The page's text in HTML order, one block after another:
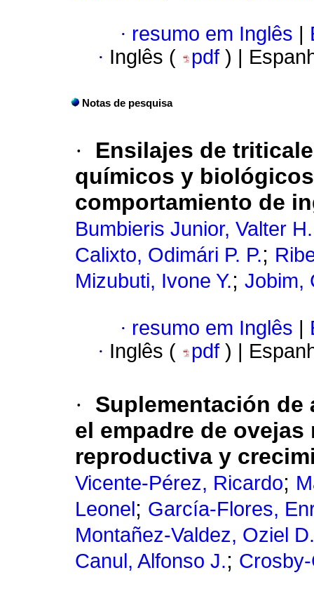
· resumo em Inglês
· Inglês ( pdf ) |
Notas de pesquisa
·
Ensilajes de
químicos y
comportamiento de
Bumbieris Junior, Valter H.
Calixto, Odimári P. P.;
Mizubuti, Ivone Y.; Jobim,
· resumo em Inglês
· Inglês ( pdf ) |
·
Suplementación
el empadre de
reproductiva y
Vicente-Pérez, Ricardo;
Leonel ; García-Flores,
Montañez-Valdez, Oziel D.
Canul, Alfonso J.;